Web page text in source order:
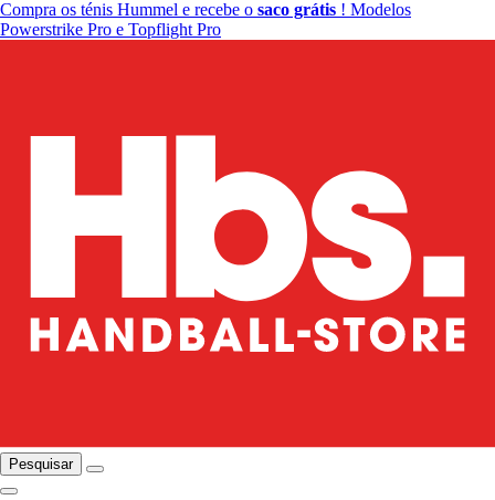
Compra os ténis Hummel e recebe o saco grátis ! Modelos
Powerstrike Pro e Topflight Pro
Pesquisar